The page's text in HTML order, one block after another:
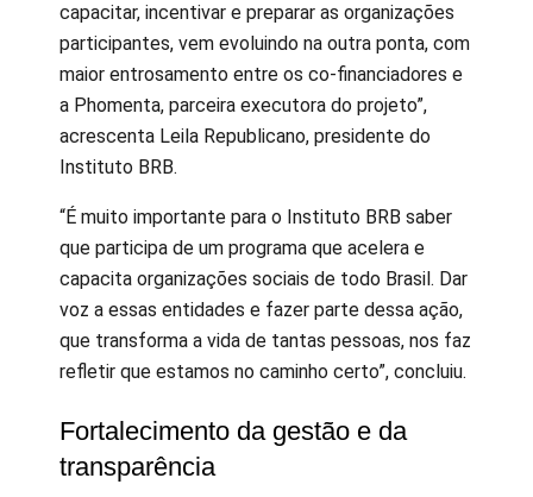
capacitar, incentivar e preparar as organizações
participantes, vem evoluindo na outra ponta, com
maior entrosamento entre os co-financiadores e
a Phomenta, parceira executora do projeto”,
acrescenta Leila Republicano, presidente do
Instituto BRB.
“É muito importante para o Instituto BRB saber
que participa de um programa que acelera e
capacita organizações sociais de todo Brasil. Dar
voz a essas entidades e fazer parte dessa ação,
que transforma a vida de tantas pessoas, nos faz
refletir que estamos no caminho certo”, concluiu.
Fortalecimento da gestão e da
transparência